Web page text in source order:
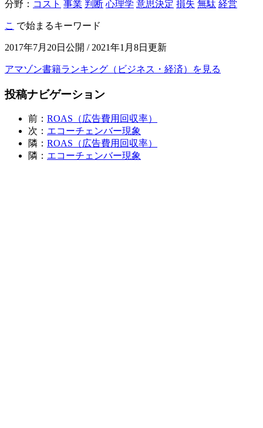
分野： コスト 事業 判断 心理学 意思決定 損失 無駄 経営
こ で始まるキーワード
2017年7月20日公開 / 2021年1月8日更新
アマゾン書籍ランキング（ビジネス・経済）を見る
投稿ナビゲーション
前： ROAS（広告費用回収率）
次： エコーチェンバー現象
隣： ROAS（広告費用回収率）
隣： エコーチェンバー現象